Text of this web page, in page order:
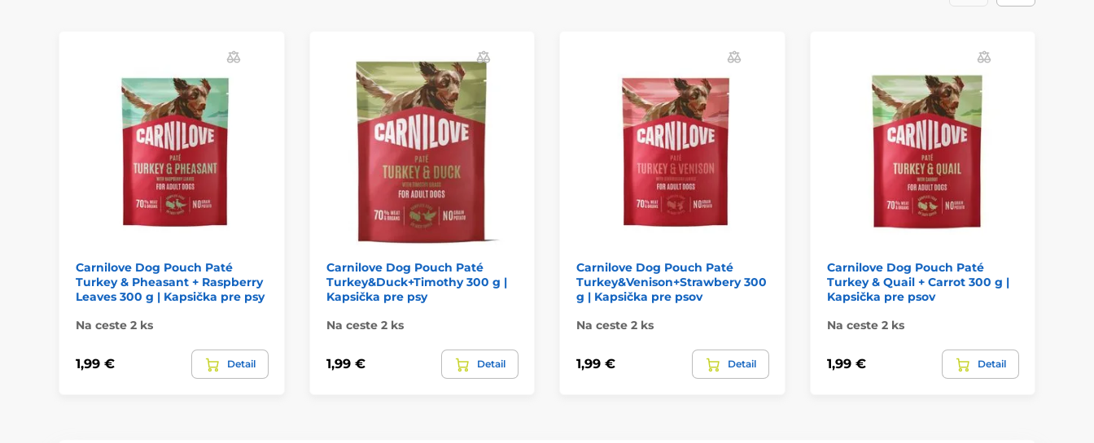
Carnilove Dog Pouch Paté
Turkey & Pheasant + Raspberry
Leaves 300 g | Kapsička pre psy
Na ceste 2 ks
1,99 € Detail
Carnilove Dog Pouch Paté
Turkey&Duck+Timothy 300 g |
Kapsička pre psy
Na ceste 2 ks
1,99 € Detail
Carnilove Dog Pouch Paté
Turkey&Venison+Strawbery 300
g | Kapsička pre psov
Na ceste 2 ks
1,99 € Detail
Carnilove Dog Pouch Paté
Turkey & Quail + Carrot 300 g |
Kapsička pre psov
Na ceste 2 ks
1,99 € Detail